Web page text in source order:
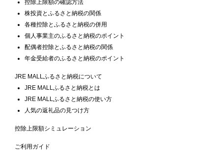
控除上限額の確認方法
株投資とふるさと納税の関係
各種控除とふるさと納税の併用
個人事業主のふるさと納税のポイント
配偶者控除とふるさと納税の関係
年金受給者のふるさと納税のポイント
JRE MALLふるさと納税について
JRE MALLふるさと納税とは
JRE MALLふるさと納税の使い方
人気の返礼品の見つけ方
控除上限額シミュレーション
ご利用ガイド